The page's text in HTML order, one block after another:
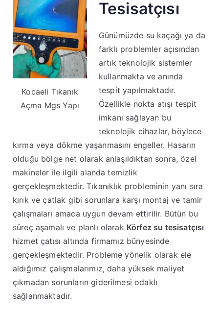
Kocaeli Tıkanık
Açma Mgs Yapı
Tesisatçısı
Günümüzde su kaçağı ya da
farklı problemler açısından
artık teknolojik sistemler
kullanmakta ve anında
tespit yapılmaktadır.
Özellikle nokta atışı tespit
imkanı sağlayan bu
teknolojik cihazlar, böylece
kırma veya dökme yaşanmasını engeller. Hasarın
olduğu bölge net olarak anlaşıldıktan sonra, özel
makineler ile ilgili alanda temizlik
gerçekleşmektedir. Tıkanıklık probleminin yanı sıra
kırık ve çatlak gibi sorunlara karşı montaj ve tamir
çalışmaları amaca uygun devam ettirilir. Bütün bu
süreç aşamalı ve planlı olarak Körfez su tesisatçısı
hizmet çatısı altında firmamız bünyesinde
gerçekleşmektedir. Probleme yönelik olarak ele
aldığımız çalışmalarımız, daha yüksek maliyet
çıkmadan sorunların giderilmesi odaklı
sağlanmaktadır.